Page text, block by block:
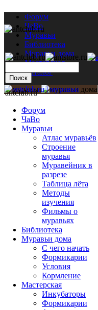
Форум
ЧаВо
Муравьи
Библиотека
Муравьи дома
Мастерская
Каталог
antclub.ru
Форум
ЧаВо
Муравьи
Атлас муравьёв
Строение
муравья
Муравейник в
разрезе
Таблица лёта
Методы
изучения
Фильмы о
муравьях
Библиотека
Муравьи дома
С чего начать
Формикарии
Условия
Кормление
Мастерская
Инкубаторы
Формикарии